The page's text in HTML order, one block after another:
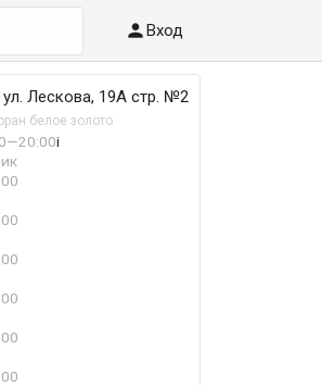
Вход
Лескова, 19А стр. №2
белое золото
i